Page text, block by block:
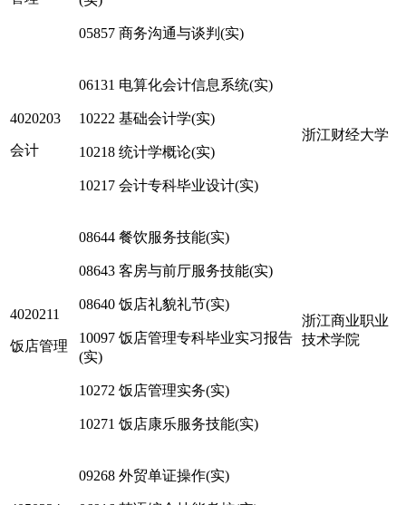
05857 商务沟通与谈判(实)
4020203
会计
06131 电算化会计信息系统(实)
10222 基础会计学(实)
10218 统计学概论(实)
10217 会计专科毕业设计(实)
浙江财经大学
4020211
饭店管理
08644 餐饮服务技能(实)
08643 客房与前厅服务技能(实)
08640 饭店礼貌礼节(实)
10097 饭店管理专科毕业实习报告
(实)
10272 饭店管理实务(实)
10271 饭店康乐服务技能(实)
浙江商业职业
技术学院
09268 外贸单证操作(实)